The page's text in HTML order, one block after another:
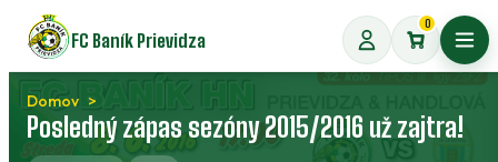
Preskočiť
na
obsah
FC Baník Prievidza
0
Domov
Posledný zápas sezóny 2015/2016 už zajtra!